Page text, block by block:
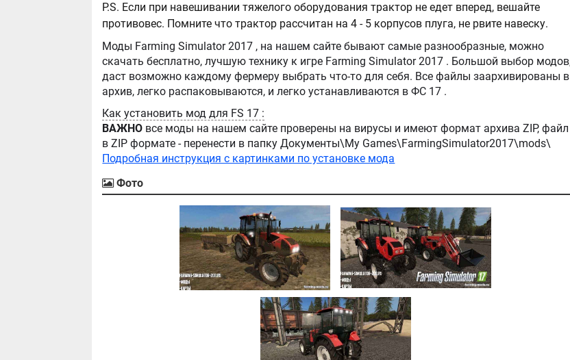
P.S. Если при навешивании тяжелого оборудования трактор не едет вперед, вешайте
противовес. Помните что трактор рассчитан на 4 - 5 корпусов плуга, не рвите навеску.
Моды Farming Simulator 2017 , на нашем сайте бывают самые разнообразные, можно
скачать бесплатно, лучшую технику к игре Farming Simulator 2017 . Большой выбор модов,
даст возможно каждому фермеру выбрать что-то для себя. Все файлы заархивированы в
архив, легко распаковываются, и легко устанавливаются в ФС 17 .
Как установить мод для FS 17 :
ВАЖНО все моды на нашем сайте проверены на вирусы и имеют формат архива ZIP, файл
в ZIP формате - перенести в папку Документы\My Games\FarmingSimulator2017\mods\
Подробная инструкция с картинками по установке мода
Фото